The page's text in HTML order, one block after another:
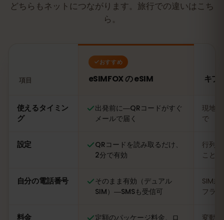
どちらもネットにつながります。旅行での違いはこち
ら。
項目
おすすめ
eSIMFOX の eSIM キプ
使えるタイミン
グ
出発前に―QRコードがすぐ
メールで届く
現地
で
設定
QRコードを読み取るだけ、
2分で有効
行列
ことも
自分の電話番号
そのまま有効（デュアル
SIM）―SMSも受信可
SIM
フラ
料金 定額のパッケージ料金、ロ 変動